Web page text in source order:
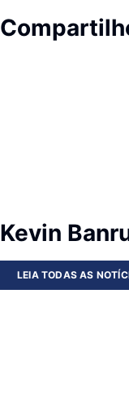
Kevin
LEIA TODAS AS